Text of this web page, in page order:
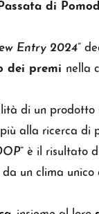
Passata di
Entry 2024”
dei premi nella
di un
alla ricerca di
” è il risultato
un clima unico